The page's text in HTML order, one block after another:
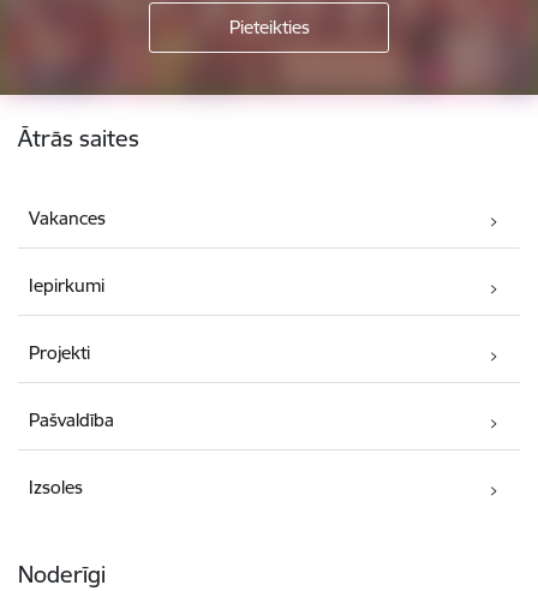
Kājene
Ātrās saites
Vakances
Iepirkumi
Projekti
Pašvaldība
Izsoles
Noderīgi